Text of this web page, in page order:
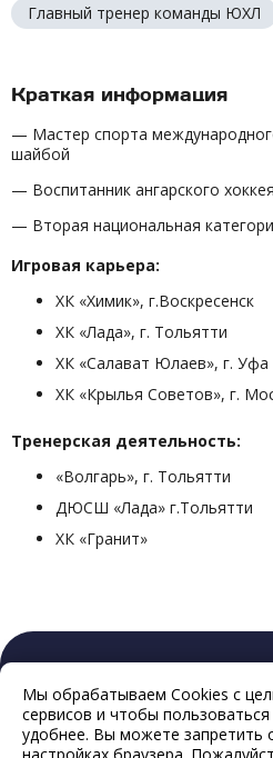
Главный тренер команды ЮХЛ
Краткая информация
— Мастер спорта
шайбой
— Воспитанник ангарского
— Вторая национальная
Игровая карьера:
ХК «Химик», г.Воскресенск
ХК «Лада», г. Тольятти
ХК «Салават Юлаев», г. Уфа
ХК «Крылья Советов», г.
Тренерская деятельность:
«Волгарь», г. Тольятти
ДЮСШ «Лада» г.Тольятти
ХК «Гранит»
Мы обрабатываем Cookies с
сервисов и чтобы
удобнее. Вы можете запретить